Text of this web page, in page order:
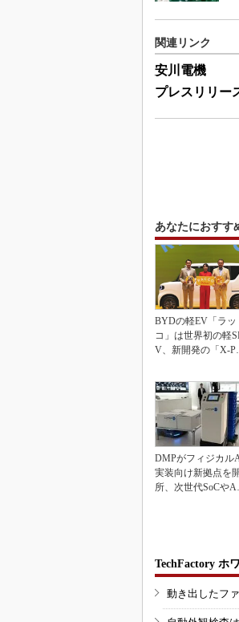
関連リンク
安川電機
プレスリリー
あなたにおすす
BYDの軽EV「ラッ
コ」は世界初の軽
V、新開発の「X-
DMPがフィジカル
実装向け新拠点を開
所、次世代SoCや
TechFactory ホ
動き出したフ